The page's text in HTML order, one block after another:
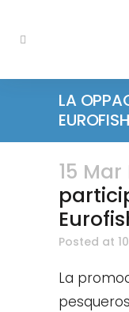
LA
15 Mar
Posted at
La